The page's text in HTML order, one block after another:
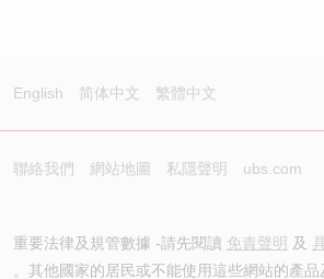
English 简体中文 繁體中文
聯絡我們 網站地圖 私隱聲明 ubs.com
重要法律及規管數據 -請先閱讀 免責聲明 及
。其他國家的居民或不能使用這些網站的產